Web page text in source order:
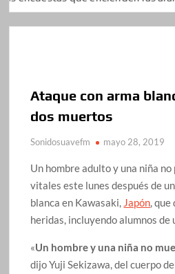
Ataque con arma
dos muertos
Sonidosuavefm mayo 28, 2019
Un hombre adulto y una niña
vitales este lunes después de
blanca en Kawasaki, Japón,
heridas, incluyendo alumnos de
«Un hombre y una niña no
dijo Yuji Sekizawa, del cuerpo